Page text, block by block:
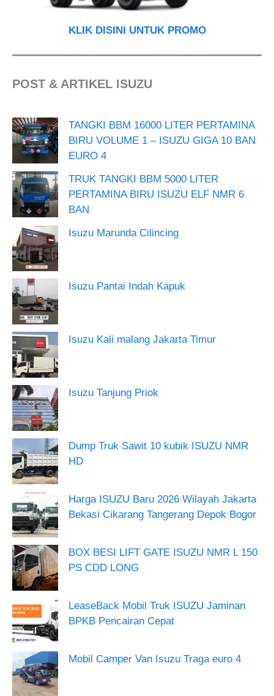
KLIK DISINI UNTUK PROMO
POST & ARTIKEL ISUZU
TANGKI BBM 16000 LITER PERTAMINA
BIRU VOLUME 1 – ISUZU GIGA 10 BAN
EURO 4
TRUK TANGKI BBM 5000 LITER
PERTAMINA BIRU ISUZU ELF NMR 6
BAN
Isuzu Marunda Cilincing
Isuzu Pantai Indah Kapuk
Isuzu Kali malang Jakarta Timur
Isuzu Tanjung Priok
Dump Truk Sawit 10 kubik ISUZU NMR
HD
Harga ISUZU Baru 2026 Wilayah Jakarta
Bekasi Cikarang Tangerang Depok Bogor
BOX BESI LIFT GATE ISUZU NMR L 150
PS CDD LONG
LeaseBack Mobil Truk ISUZU Jaminan
BPKB Pencairan Cepat
Mobil Camper Van Isuzu Traga euro 4